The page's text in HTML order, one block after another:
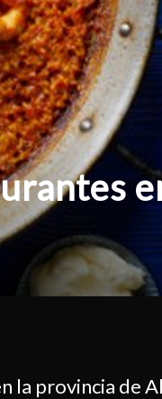
la provincia de